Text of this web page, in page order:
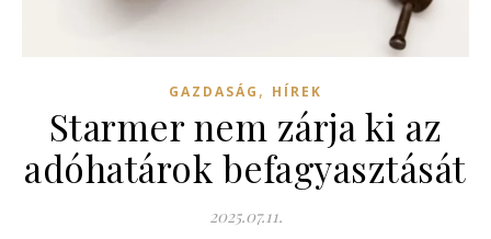
GAZDASÁG , HÍREK
Starmer nem zárja ki az
adóhatárok befagyasztását
2025.07.11.